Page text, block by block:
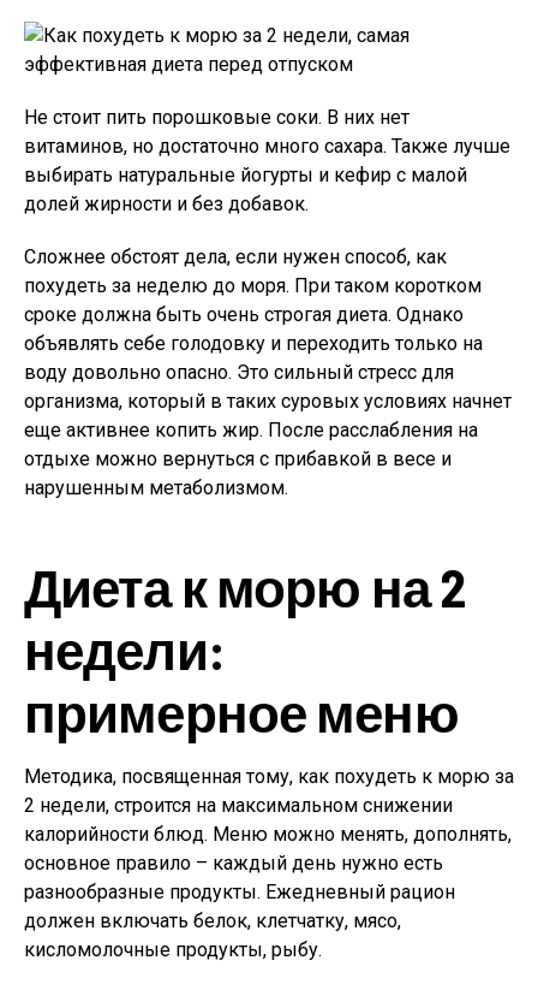
Не стоит пить порошковые соки. В них нет
витаминов, но достаточно много сахара. Также лучше
выбирать натуральные йогурты и кефир с малой
долей жирности и без добавок.
Сложнее обстоят дела, если нужен способ, как
похудеть за неделю до моря. При таком коротком
сроке должна быть очень строгая диета. Однако
объявлять себе голодовку и переходить только на
воду довольно опасно. Это сильный стресс для
организма, который в таких суровых условиях начнет
еще активнее копить жир. После расслабления на
отдыхе можно вернуться с прибавкой в весе и
нарушенным метаболизмом.
Диета к морю на 2
недели:
примерное меню
Методика, посвященная тому, как похудеть к морю за
2 недели, строится на максимальном снижении
калорийности блюд. Меню можно менять, дополнять,
основное правило – каждый день нужно есть
разнообразные продукты. Ежедневный рацион
должен включать белок, клетчатку, мясо,
кисломолочные продукты, рыбу.